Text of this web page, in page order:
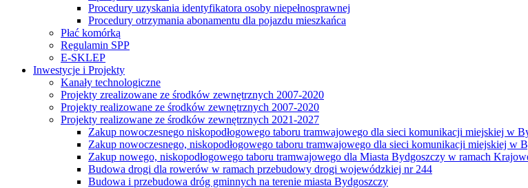
Procedury uzyskania identyfikatora osoby niepełnosprawnej
Procedury otrzymania abonamentu dla pojazdu mieszkańca
Płać komórką
Regulamin SPP
E-SKLEP
Inwestycje i Projekty
Kanały technologiczne
Projekty zrealizowane ze środków zewnętrznych 2007-2020
Projekty realizowane ze środków zewnętrznych 2007-2020
Projekty realizowane ze środków zewnętrznych 2021-2027
Zakup nowoczesnego niskopodłogowego taboru tramwajowego dla sieci komunikacji miejskiej w
Zakup nowoczesnego, niskopodłogowego taboru tramwajowego dla sieci komunikacji miejskiej w
Zakup nowego, niskopodłogowego taboru tramwajowego dla Miasta Bydgoszczy w ramach
Budowa drogi dla rowerów w ramach przebudowy drogi wojewódzkiej nr 244
Budowa i przebudowa dróg gminnych na terenie miasta Bydgoszczy